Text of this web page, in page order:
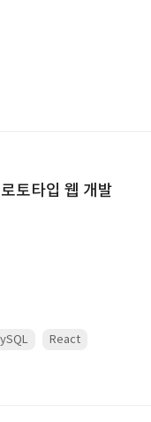
토타입 웹 개발
React